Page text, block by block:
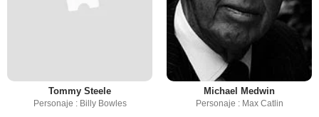
Tommy Steele
Personaje : Billy Bowles
Michael Medwin
Personaje : Max Catlin